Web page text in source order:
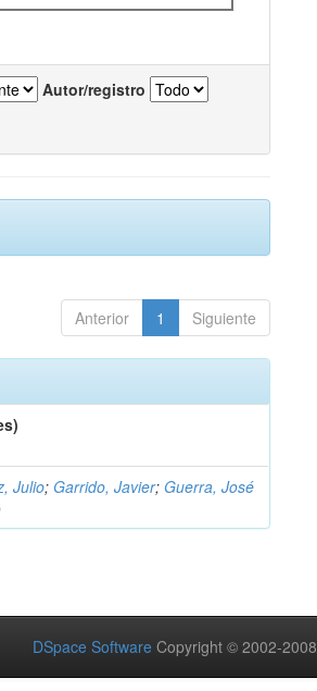
Autor/registro
Anterior 1 Siguiente
Julio; Garrido, Javier; Guerra, José
DSpace Software Copyright © 2002-2008